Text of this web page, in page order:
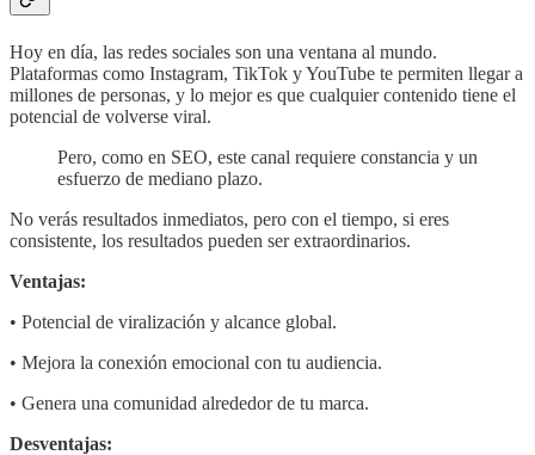
Hoy en día, las redes sociales son una ventana al mundo.
Plataformas como Instagram, TikTok y YouTube te permiten llegar a
millones de personas, y lo mejor es que cualquier contenido tiene el
potencial de volverse viral.
Pero, como en SEO, este canal requiere constancia y un
esfuerzo de mediano plazo.
No verás resultados inmediatos, pero con el tiempo, si eres
consistente, los resultados pueden ser extraordinarios.
Ventajas:
• Potencial de viralización y alcance global.
• Mejora la conexión emocional con tu audiencia.
• Genera una comunidad alrededor de tu marca.
Desventajas: